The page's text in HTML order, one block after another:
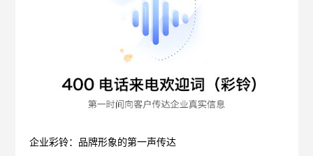
企业彩铃：品牌形象的第一声传达